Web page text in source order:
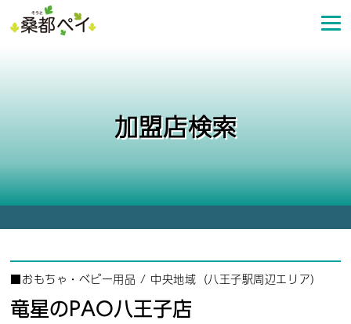
ン
プ
加盟店検索
■おもちゃ・ベビー用品 / 中央地域（八王子駅周辺エリア）
竜星のPAO八王子店